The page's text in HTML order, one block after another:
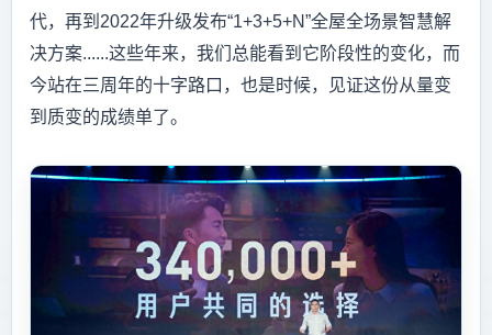
代，再到2022年升级发布“1+3+5+N”全屋全场景智慧解
决方案......这些年来，我们总能看到它阶段性的变化，而
今站在三周年的十字路口，也是时候，见证这份从量变
到质变的成绩单了。